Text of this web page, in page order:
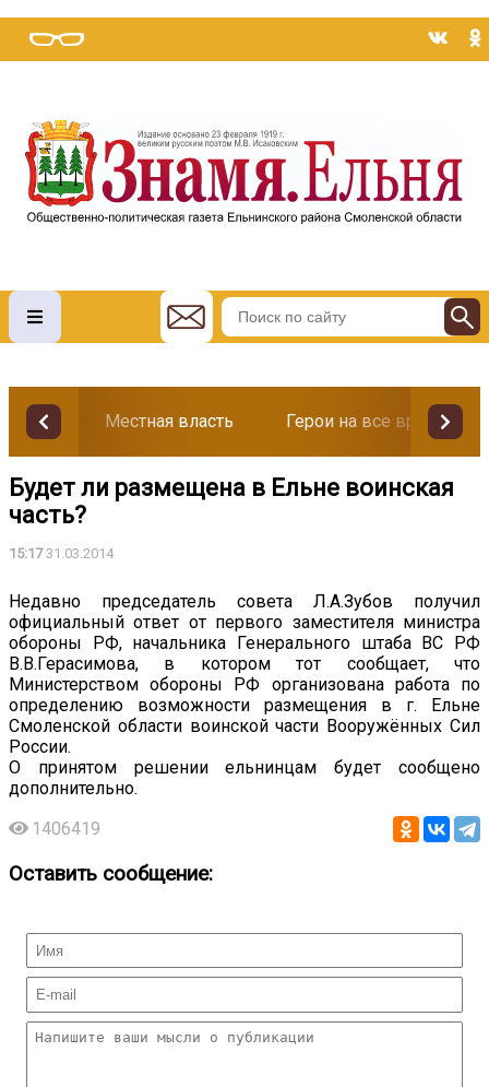
Местная власть Герои на все времена
Будет ли размещена в Ельне воинская
часть?
15:1731.03.2014
Недавно председатель совета Л.А.Зубов получил
официальный ответ от первого заместителя министра
обороны РФ, начальника Генерального штаба ВС РФ
В.В.Герасимова, в котором тот сообщает, что
Министерством обороны РФ организована работа по
определению возможности размещения в г. Ельне
Смоленской области воинской части Вооружённых Сил
России.
О принятом решении ельнинцам будет сообщено
дополнительно.
1406419
Оставить сообщение: